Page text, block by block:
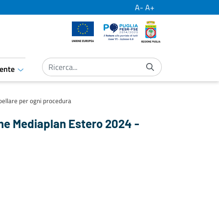
A- A+
Unione Europea Por Puglia
aret.open.submenu
per ogni procedura
Mediaplan Estero 2024 -